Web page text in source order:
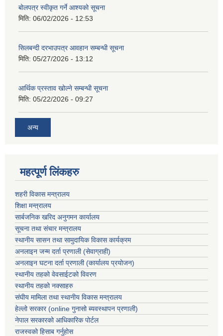
बोलपत्र स्वीकृत गर्ने आश्यको सूचना
मिति: 06/02/2026 - 12:53
सिलबन्दी दरभाउपत्र आवहान सम्बन्धी सूचना
मिति: 05/27/2026 - 13:12
आर्थिक प्रस्ताव खोल्ने सम्बन्धी सूचना
मिति: 05/22/2026 - 09:27
अन्य
महत्पूर्ण लिंकहरु
शहरी विकास मन्त्रालय
शिक्षा मन्त्रालय
सार्बजनिक खरिद अनुगमन कार्यालय
सूचना तथा संचार मन्त्रालय
स्थानीय सासन तथा सामुदायिक विकास कार्यक्रम
अनलाइन जन्म दर्ता प्रणाली (सेवाग्राही)
अनलाइन घटना दर्ता प्रणाली (कार्यालय प्रयोजन)
स्थानीय तहको वेवसाईटको विवरण
स्थानीय तहको नक्साहरु
संघीय मामिला तथा स्थानीय विकास मन्त्रालय
हेल्लो सरकार (online गुनासो ब्यवस्थापन प्रणाली)
नेपाल सरकारको आधिकारिक पोर्टल
राजस्वको हिसाब गर्नुहोस